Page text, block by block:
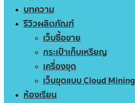
บทความ
รีวิวผลิตภัณฑ์
เว็บซื้อขาย
กระเป๋าเก็บเหรียญ
เครื่องขุด
เว็บขุดแบบ Cloud Mining
ห้องเรียน